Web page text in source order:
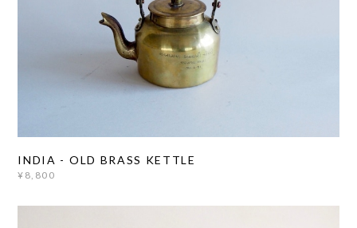
INDIA - OLD BRASS KETTLE
¥8,800